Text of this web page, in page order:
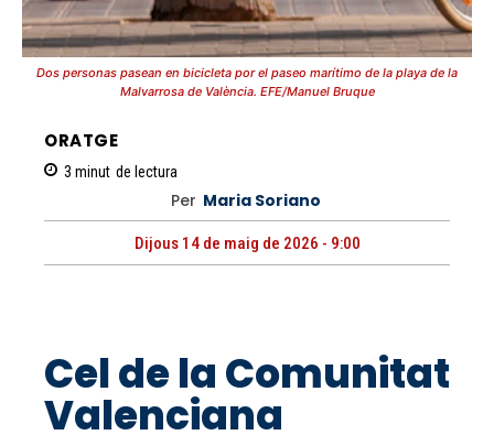
Dos personas pasean en bicicleta por el paseo marítimo de la playa de la
Malvarrosa de València. EFE/Manuel Bruque
ORATGE
3 minut de lectura
Per Maria Soriano
Dijous 14 de maig de 2026 - 9:00
Cel de la Comunitat
Valenciana